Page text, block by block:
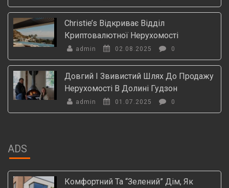
Christie’s Відкриває Відділ
Криптовалютної Нерухомості
admin 02.08.2025 0
Довгий І Звивистий Шлях До Продажу
Нерухомості В Долині Гудзон
admin 01.07.2025 0
ADS
Комфортний Та “зелений” Дім, Як